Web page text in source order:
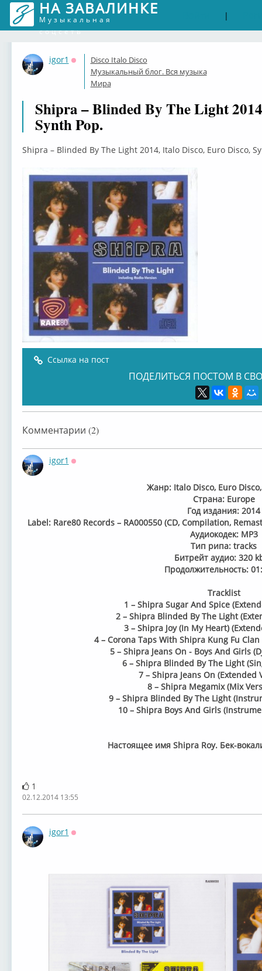
НА ЗАВАЛИНКЕ
Музыкальная
соцсеть
|
igor1
Оффлайн
Disco Italo Disco
Музыкальный блог. Вся музыка
Мира
Shipra ‎– Blinded By The Light
Synth Pop.
Shipra ‎– Blinded By The Light 2014, Italo Disco, Euro Disco,
Ссылка на пост
ПОДЕЛИТЬСЯ ПОСТОМ В
Комментарии (2)
igor1
Жанр: Italo Disco, Euro
Страна: Europe
Год издания: 2014
Label: Rare80 Records ‎– RA000550 (CD, Compilation,
Аудиокодек: MP3
Тип рипа: tracks
Битрейт аудио: 320
Продолжительность:
Tracklist
1 – Shipra Sugar And Spice
2 – Shipra Blinded By The Light
3 – Shipra Joy (In My Heart)
4 – Corona Taps With Shipra Kung Fu
5 – Shipra Jeans On - Boys And Girls
6 – Shipra Blinded By The Light
7 – Shipra Jeans On (Extended
8 – Shipra Megamix (Mix
9 – Shipra Blinded By The Light
10 – Shipra Boys And Girls
Настоящее имя Shipra Roy. Бек-
1
02.12.2014 13:55
igor1